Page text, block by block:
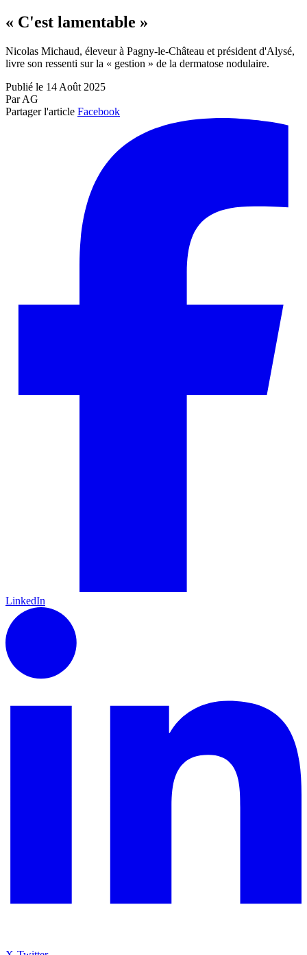
« C'est lamentable »
Nicolas Michaud, éleveur à Pagny-le-Château et président d'Alysé,
livre son ressenti sur la « gestion » de la dermatose nodulaire.
Publié le 14 Août 2025
Par AG
Partager l'article Facebook
LinkedIn